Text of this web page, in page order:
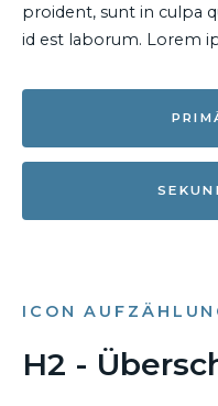
proident, sunt in culpa
id est laborum. Lorem
ICON
H2 -